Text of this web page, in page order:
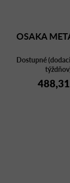
OSAKA
Dostupné